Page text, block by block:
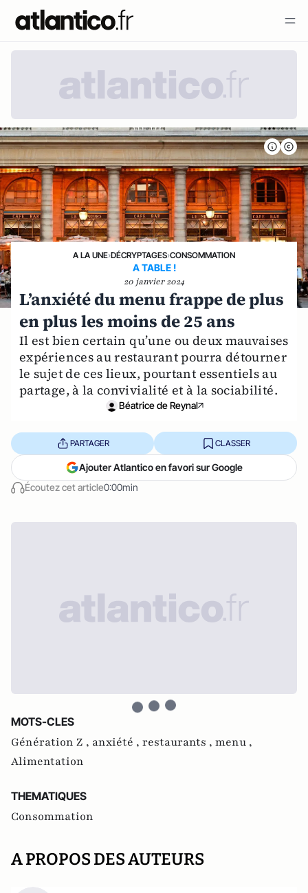
A LA UNE›DÉCRYPTAGES›CONSOMMATION
A TABLE !
20 janvier 2024
L’anxiété du menu frappe de plus
en plus les moins de 25 ans
Il est bien certain qu’une ou deux mauvaises
expériences au restaurant pourra détourner
le sujet de ces lieux, pourtant essentiels au
partage, à la convivialité et à la sociabilité.
Béatrice de Reynal
Écoutez cet article0:00min
PARTAGER CLASSER
Ajouter Atlantico en favori sur Google
MOTS-CLES
Génération Z , anxiété , restaurants , menu ,
Alimentation
THEMATIQUES
Consommation
A PROPOS DES AUTEURS